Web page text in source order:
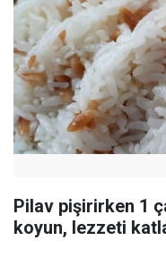
Pilav pişirirken 1
koyun, lezzeti